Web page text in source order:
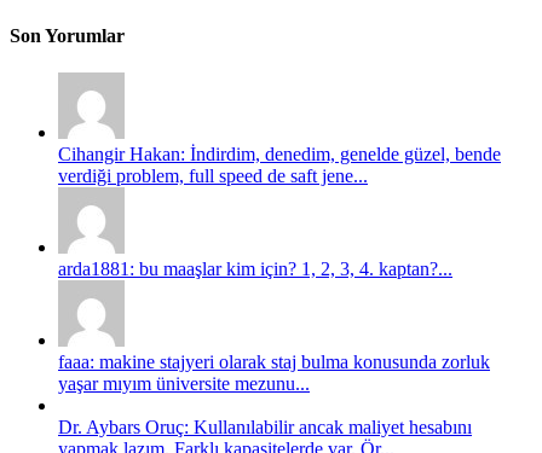
Son Yorumlar
Cihangir Hakan: İndirdim, denedim, genelde güzel, bende
verdiği problem, full speed de saft jene...
arda1881: bu maaşlar kim için? 1, 2, 3, 4. kaptan?...
faaa: makine stajyeri olarak staj bulma konusunda zorluk
yaşar mıyım üniversite mezunu...
Dr. Aybars Oruç: Kullanılabilir ancak maliyet hesabını
yapmak lazım. Farklı kapasitelerde var. Ör...